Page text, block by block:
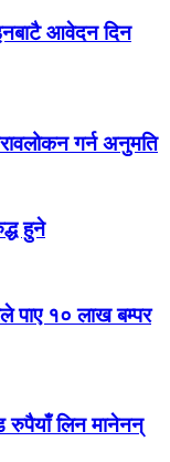
आवेदन दिन
गर्न अनुमति
हुने
पाए १० लाख बम्पर
रुपैयाँ लिन मानेनन्